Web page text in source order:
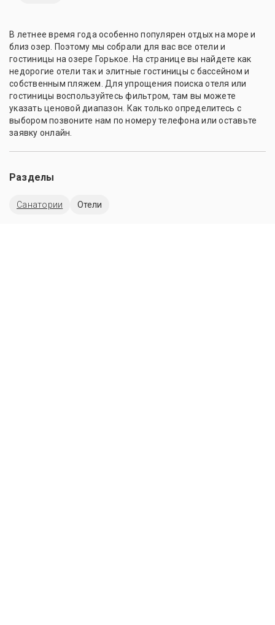
В летнее время года особенно популярен отдых на море и
близ озер. Поэтому мы собрали для вас все отели и
гостиницы на озере Горькое. На странице вы найдете как
недорогие отели так и элитные гостиницы с бассейном и
собственным пляжем. Для упрощения поиска отеля или
гостиницы воспользуйтесь фильтром, там вы можете
указать ценовой диапазон. Как только определитесь с
выбором позвоните нам по номеру телефона или оставьте
заявку онлайн.
Разделы
Санатории Отели